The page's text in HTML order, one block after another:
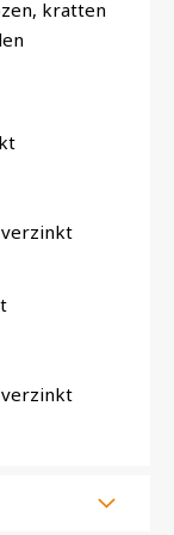
kratten
verzinkt
verzinkt